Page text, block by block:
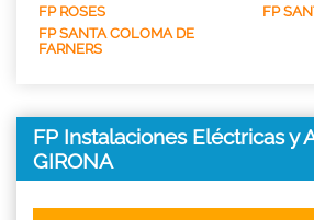
FP ROSES
FP
FP SANTA COLOMA DE
FARNERS
FP Instalaciones Eléctricas y
GIRONA